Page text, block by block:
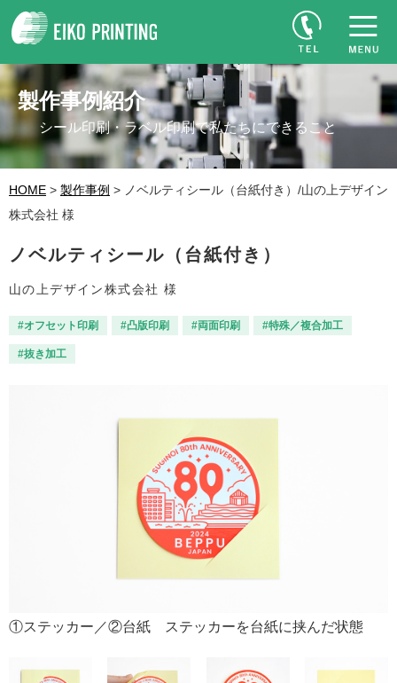
製作事例紹介
シール印刷・ラベル印刷で私たちにできること
HOME > 製作事例 > ノベルティシール（台紙付き）/山の上デザイン
株式会社 様
ノベルティシール（台紙付き）
山の上デザイン株式会社 様
#オフセット印刷 #凸版印刷 #両面印刷 #特殊／複合加工
#抜き加工
①ステッカー／②台紙 ステッカーを台紙に挟んだ状態